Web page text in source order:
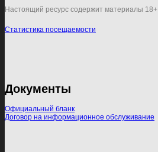
Настоящий ресурс содержит материалы 18+
Статистика посещаемости
Документы
Официальный бланк
Договор на информационное обслуживание